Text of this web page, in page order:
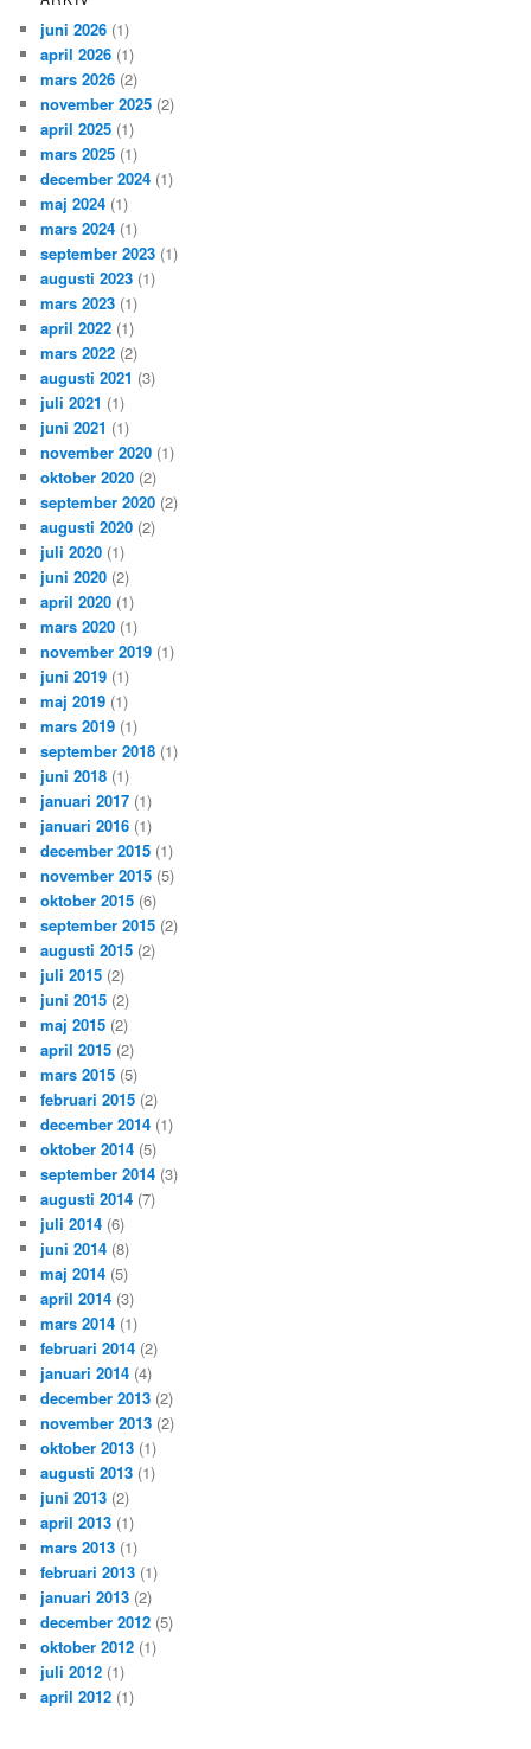
juni 2026 (1)
april 2026 (1)
mars 2026 (2)
november 2025 (2)
april 2025 (1)
mars 2025 (1)
december 2024 (1)
maj 2024 (1)
mars 2024 (1)
september 2023 (1)
augusti 2023 (1)
mars 2023 (1)
april 2022 (1)
mars 2022 (2)
augusti 2021 (3)
juli 2021 (1)
juni 2021 (1)
november 2020 (1)
oktober 2020 (2)
september 2020 (2)
augusti 2020 (2)
juli 2020 (1)
juni 2020 (2)
april 2020 (1)
mars 2020 (1)
november 2019 (1)
juni 2019 (1)
maj 2019 (1)
mars 2019 (1)
september 2018 (1)
juni 2018 (1)
januari 2017 (1)
januari 2016 (1)
december 2015 (1)
november 2015 (5)
oktober 2015 (6)
september 2015 (2)
augusti 2015 (2)
juli 2015 (2)
juni 2015 (2)
maj 2015 (2)
april 2015 (2)
mars 2015 (5)
februari 2015 (2)
december 2014 (1)
oktober 2014 (5)
september 2014 (3)
augusti 2014 (7)
juli 2014 (6)
juni 2014 (8)
maj 2014 (5)
april 2014 (3)
mars 2014 (1)
februari 2014 (2)
januari 2014 (4)
december 2013 (2)
november 2013 (2)
oktober 2013 (1)
augusti 2013 (1)
juni 2013 (2)
april 2013 (1)
mars 2013 (1)
februari 2013 (1)
januari 2013 (2)
december 2012 (5)
oktober 2012 (1)
juli 2012 (1)
april 2012 (1)